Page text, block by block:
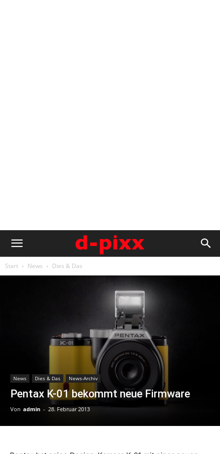
Start News Dies & Das
News Dies & Das News-Archiv
Pentax K-01 bekommt neue Firmware
Von admin - 28. Februar 2013